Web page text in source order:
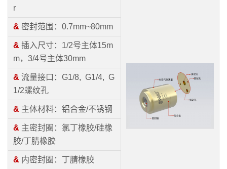
r
& 密封范围：0.7mm~80mm
& 插入尺寸：1/2号主体15m
m，3/4号主体30mm
& 流量接口：G1/8, G1/4, G
1/2螺纹孔
& 主体材料：铝合金/不锈钢
& 主密封圈：氯丁橡胶/硅橡
胶/丁腈橡胶
& 内密封圈：丁腈橡胶